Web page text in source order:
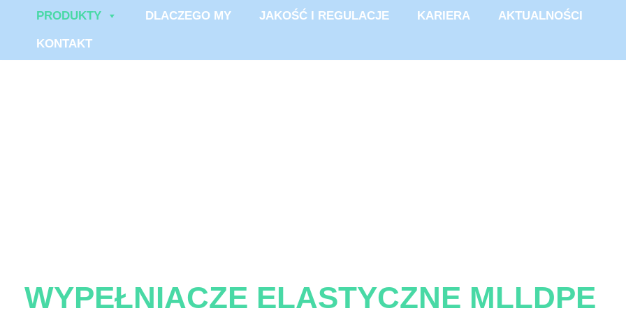
PRODUKTY DLACZEGO MY JAKOŚĆ I REGULACJE KARIERA AKTUALNOŚCI
KONTAKT
WYPEŁNIACZE ELASTYCZNE MLLDPE